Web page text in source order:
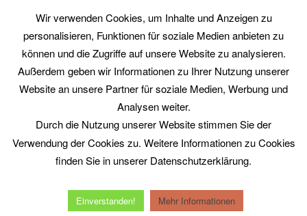
springenPhilosophy@Work
www.philosophy-at-work.eu
HauptmenüHome Neuerscheinungen Kurt Röttgers
Datenschutzerklärung Impressum
Wir verwenden Cookies, um Inhalte und Anzeigen zu
personalisieren, Funktionen für soziale Medien anbieten zu
können und die Zugriffe auf unsere Website zu analysieren.
Außerdem geben wir Informationen zu Ihrer Nutzung unserer
Website an unsere Partner für soziale Medien, Werbung und
Analysen weiter.
Durch die Nutzung unserer Website stimmen Sie der
Verwendung der Cookies zu. Weitere Informationen zu Cookies
finden Sie in unserer Datenschutzerklärung.
Einverstanden! Mehr Informationen